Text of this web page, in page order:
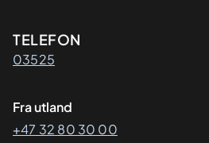
Kontaktinformasjon
TELEFON
03525
Fra utland
+47 32 80 30 00